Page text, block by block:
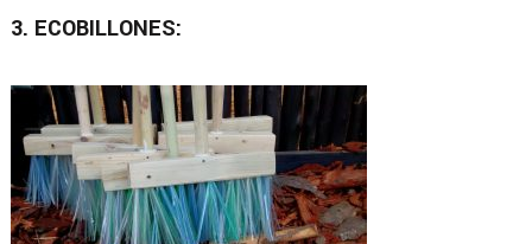
3. ECOBILLONES: